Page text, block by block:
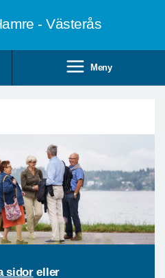
- Västerås
Meny
sidoreller